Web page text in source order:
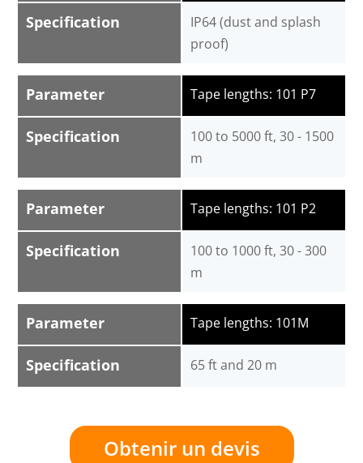
Specification
IP64 (dust and splash
proof)
Parameter
Specification
Tape lengths: 101 P7
100 to 5000 ft, 30 - 1500
m
Parameter
Specification
Tape lengths: 101 P2
100 to 1000 ft, 30 - 300
m
Parameter
Specification
Tape lengths: 101M
65 ft and 20 m
Obtenir un devis